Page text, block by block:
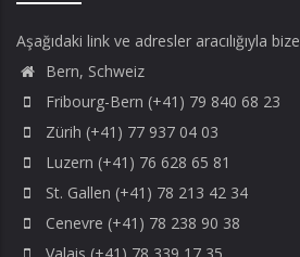
Aşağıdaki link ve adresler aracılığıyla
Bern, Schweiz
Fribourg-Bern (+41) 79 840 68 23
Zürih (+41) 77 937 04 03
Luzern (+41) 76 628 65 81
St. Gallen (+41) 78 213 42 34
Cenevre (+41) 78 238 90 38